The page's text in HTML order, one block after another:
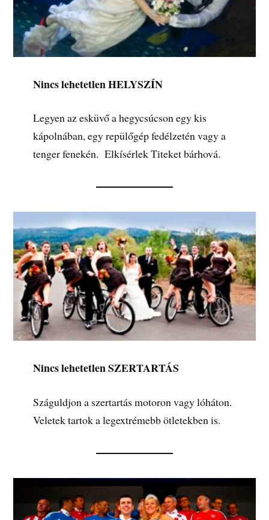
Nincs lehetetlen HELYSZÍN
Legyen az esküvő a hegycsúcson egy kis
kápolnában, egy repülőgép fedélzetén vagy a
tenger fenekén. Elkísérlek Titeket bárhová.
Nincs lehetetlen SZERTARTÁS
Száguldjon a szertartás motoron vagy lóháton.
Veletek tartok a legextrémebb ötletekben is.